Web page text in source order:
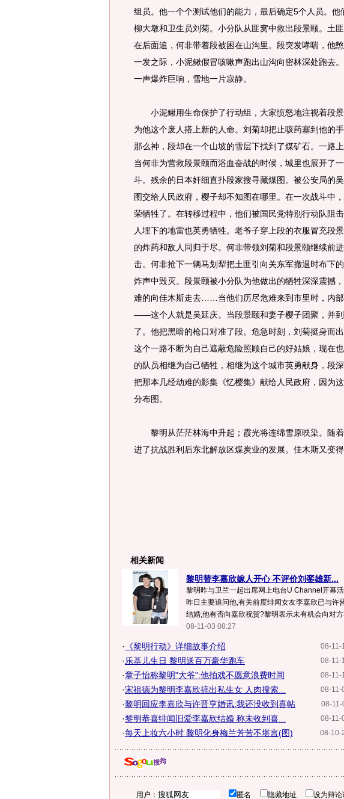
组员。他一个个测试他们的能力，最后确定5个人员。他
柳大墩和卫生员刘菊。小分队从匪窝中救出段景颐。土
在后面追，何非带着段被困在山沟里。段突发哮喘，他
一发之际，小泥鳅假冒咳嗽声跑出山沟向密林深处跑去
一声爆炸巨响，雪地一片寂静。
小泥鳅用生命保护了行动组，大家愤怒地注视着段景
为他这个废人搭上新的人命。刘菊却把止咳药塞到他的
那么神，段却在一个山坡的雪层下找到了煤矿石。一路
当何非为营救段景颐而浴血奋战的时候，城里也展开了
斗。残余的日本奸细直扑段家搜寻藏煤图。被公安局的
图交给人民政府，樱子却不知图在哪里。在一次战斗中
荣牺牲了。在转移过程中，他们被国民党特别行动队阻
人埋下的地雷也英勇牺牲。老爷子穿上段的衣服冒充段
的炸药和敌人同归于尽。何非带领刘菊和段景颐继续前
击。何非抢下一辆马划犁把土匪引向关东军撤退时布下
炸声中毁灭。段景颐被小分队为他做出的牺牲深深震撼
难的向佳木斯走去……当他们历尽危难来到市里时，内
——这个人就是吴延庆。当段景颐和妻子樱子团聚，并
了。他把黑暗的枪口对准了段。危急时刻，刘菊挺身而
这个一路不断为自己遮蔽危险照顾自己的好姑娘，现在
的队员相继为自己牺牲，相继为这个城市英勇献身，段
把那本几经劫难的影集《忆樱集》献给人民政府，因为
分布图。
黎明从茫茫林海中升起；霞光将连绵雪原映染。随着
进了抗战胜利后东北解放区煤炭业的发展。佳木斯又变
相关新闻
黎明替李嘉欣嫁人开心 不评价刘銮雄新...
黎明昨与卫兰一起出席网上电台U Channel开幕
昨日主要追问他,有关前度绯闻女友李嘉欣已与许
结婚,他有否向嘉欣祝贺?黎明表示未有机会向对
08-11-03 08:27
08-11-
· 《黎明行动》详细故事介绍
08-11-
· 乐基儿生日 黎明送百万豪华跑车
08-11-
·章子怡称黎明"大爷":他拍戏不愿意浪费时间
08-11-
·宋祖德为黎明李嘉欣搞出私生女 人肉搜索...
08-11-
·黎明回应李嘉欣与许晋亨婚讯:我还没收到喜帖
08-11-
·黎明恭喜绯闻旧爱李嘉欣结婚 称未收到喜...
08-10-
·每天上妆六小时 黎明化身梅兰芳苦不堪言(图)
用户： 匿名 隐藏地址 设为辩论